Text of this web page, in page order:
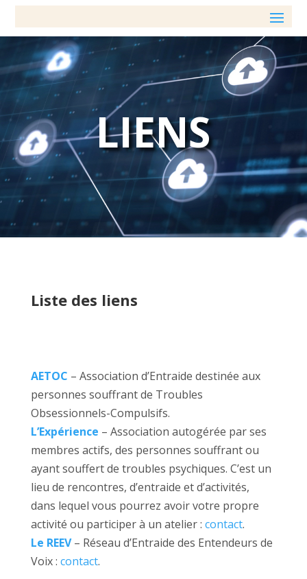
LIENS
Liste des liens
AETOC – Association d’Entraide destinée aux
personnes souffrant de Troubles
Obsessionnels-Compulsifs.
L’Expérience – Association autogérée par ses
membres actifs, des personnes souffrant ou
ayant souffert de troubles psychiques. C’est un
lieu de rencontres, d’entraide et d’activités,
dans lequel vous pourrez avoir votre propre
activité ou participer à un atelier : contact.
Le REEV– Réseau d’Entraide des Entendeurs de
Voix : contact.